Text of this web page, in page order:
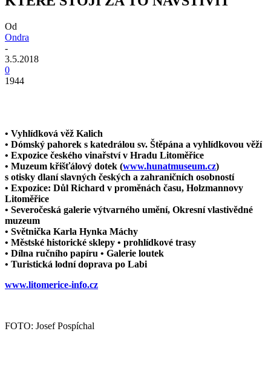
Od
Ondra
-
3.5.2018
0
1944
• Vyhlídková věž Kalich
• Dómský pahorek s katedrálou sv. Štěpána a vyhlídkovou věží
• Expozice českého vinařství v Hradu Litoměřice
• Muzeum křišťálový dotek (www.hunatmuseum.cz)
s otisky dlaní slavných českých a zahraničních osobností
• Expozice: Důl Richard v proměnách času, Holzmannovy
Litoměřice
• Severočeská galerie výtvarného umění, Okresní vlastivědné
muzeum
• Světnička Karla Hynka Máchy
• Městské historické sklepy • prohlídkové trasy
• Dílna ručního papíru • Galerie loutek
• Turistická lodní doprava po Labi
www.litomerice-info.cz
FOTO: Josef Pospíchal